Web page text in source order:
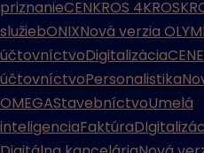
priznanieCENKROS 4KROS
služiebONIXNová verzia
účtovníctvoDigitalizácia
účtovníctvoPersonalistika
OMEGAStavebníctvoUmelá
inteligenciaFaktúra